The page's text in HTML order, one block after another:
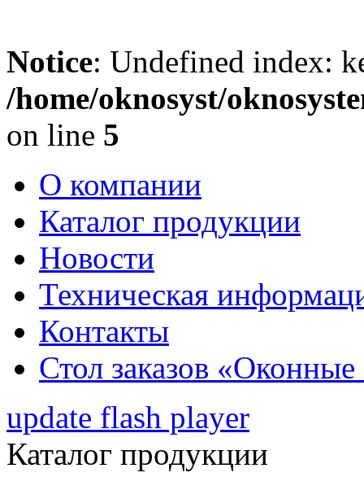
Notice: Undefined index:
/home/oknosyst/
on line 5
О компании
Каталог продукции
Новости
Техническая
Контакты
Стол заказов
update flash player
Каталог продукции